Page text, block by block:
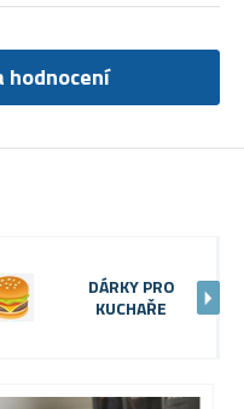
DÁRKY PRO
KUCHAŘE
hodnocení